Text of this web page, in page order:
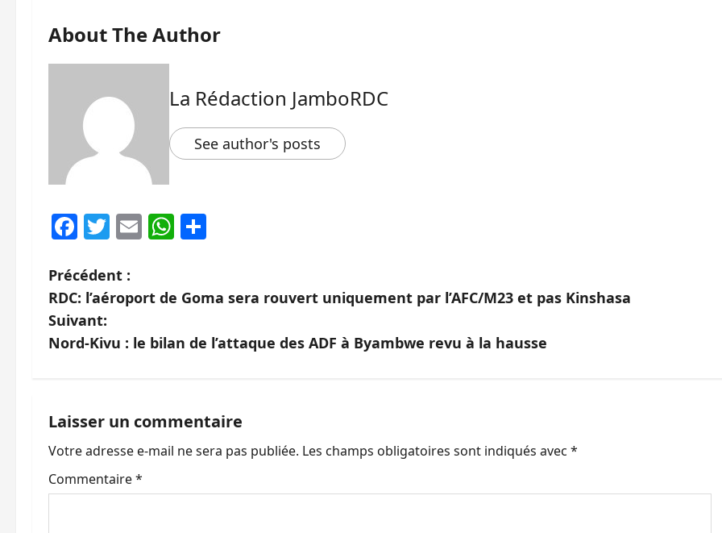
About The Author
La Rédaction JamboRDC
See author's posts
Facebook
Twitter
EmailWhatsApp
N
a
v
g
a
t
Précédent :
RDC: l’aéroport de Goma sera rouvert uniquement par l’AFC/M23 et pas Kinshasa
Suivant:
Nord-Kivu : le bilan de l’attaque des ADF à Byambwe revu à la hausse
Laisser un commentaire
Votre adresse e-mail ne sera pas publiée. Les champs obligatoires sont indiqués avec *
Commentaire*